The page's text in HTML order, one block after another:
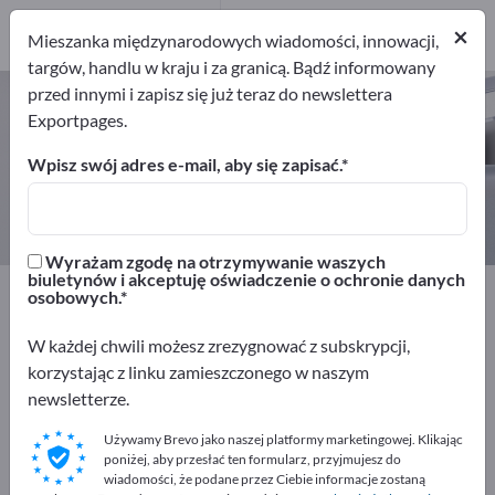
Systemy alarmowe – znajdź
producentów i dostawców
2
2
Exportpages
Bezpieczeństwo i ochrona
Reklamuj się bezpłatnie w serwisie
Exportpages!
Szukaj – Oferty – Towary używane – Kontakty biznesowe
>> zacznij tutaj
×
Mieszanka międzynarodowych wiadomości, innowacji,
targów, handlu w kraju i za granicą. Bądź informowany
przed innymi i zapisz się już teraz do newslettera
Exportpages.
Wpisz swój adres e-mail, aby się zapisać.
Wyrażam zgodę na otrzymywanie waszych
biuletynów i akceptuję oświadczenie o ochronie danych
osobowych.
W każdej chwili możesz zrezygnować z subskrypcji,
korzystając z linku zamieszczonego w naszym
newsletterze.
Używamy Brevo jako naszej platformy marketingowej. Klikając
poniżej, aby przesłać ten formularz, przyjmujesz do
wiadomości, że podane przez Ciebie informacje zostaną